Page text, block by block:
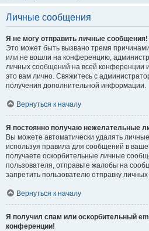
Личные сообщения
Я не могу отправить личные сообщения!
Это может быть вызвано тремя
или не вошли на конференцию,
личных сообщений на всей конференции
это вам лично. Свяжитесь с
получения дополнительной информации.
Вернуться к началу
Я постоянно получаю нежелательные
Вы можете автоматически удалять
используя правила для сообщений в
получаете оскорбительные личные
пользователя, отправьте жалобы на
запретить пользователю отправку
Вернуться к началу
Я получил спам или оскорбительный
конференции!